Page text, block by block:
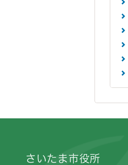
さいたま市役所